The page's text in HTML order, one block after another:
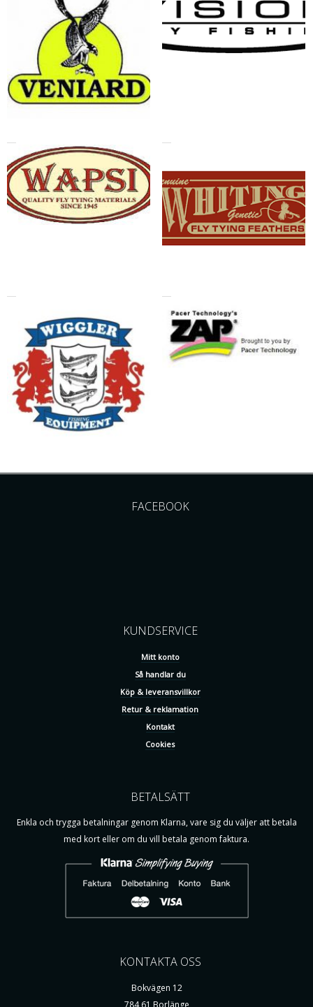
FACEBOOK
KUNDSERVICE
Mitt konto
Så handlar du
Köp & leveransvillkor
Retur & reklamation
Kontakt
Cookies
BETALSÄTT
Enkla och trygga betalningar genom Klarna, vare sig du väljer att betala
med kort eller om du vill betala genom faktura.
KONTAKTA OSS
Bokvägen 12
784 61 Borlänge